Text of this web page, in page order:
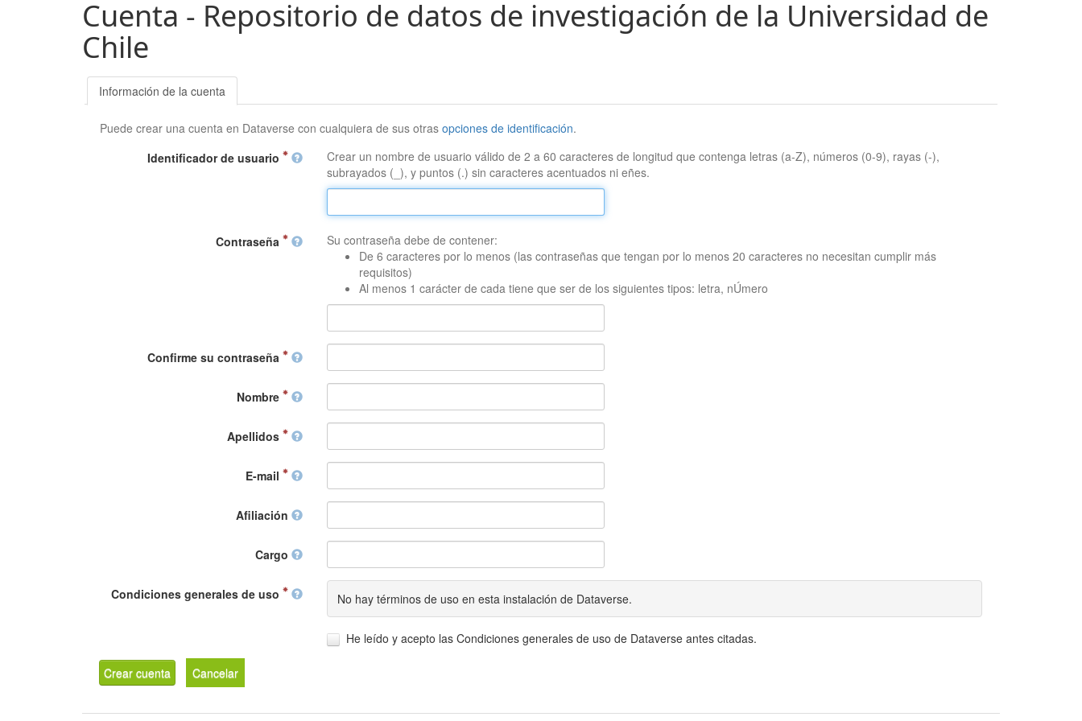
Cuenta - Repositorio de datos de investigación de la Universidad de
Chile
Información de la cuenta
Puede crear una cuenta en Dataverse con cualquiera de sus otrasopciones de identificación.
Identificador de usuario
Crear un nombre de usuario válido de 2 a 60 caracteres de longitud que contenga letras (a-Z), números (0-9), rayas (-),
subrayados (_), y puntos (.) sin caracteres acentuados ni eñes.
Contraseña
Su contraseña debe de contener:
De 6 caracteres por lo menos (las contraseñas que tengan por lo menos 20 caracteres no necesitan cumplir más
requisitos)
Al menos 1 carácter de cada tiene que ser de los siguientes tipos: letra, nÚmero
Confirme su contraseña
Nombre
Apellidos
E-mail
Afiliación
Cargo
Condiciones generales de uso No hay términos de uso en esta instalación de Dataverse.
He leído y acepto las Condiciones generales de uso de Dataverse antes citadas.
Crear cuenta Cancelar